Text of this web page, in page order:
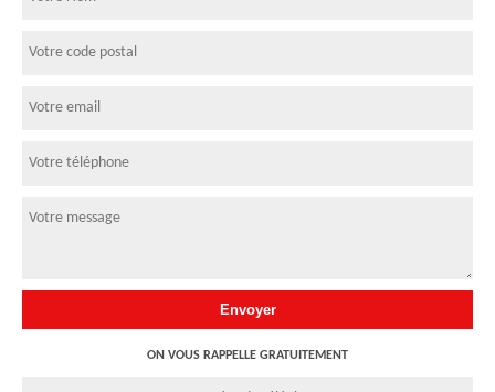
ON VOUS RAPPELLE GRATUITEMENT